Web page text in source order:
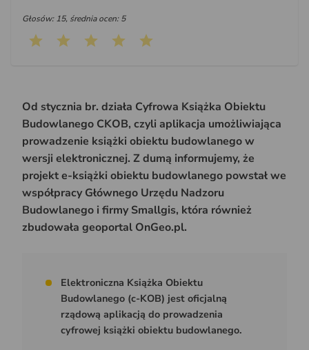
Głosów: 15, średnia ocen: 5
Od stycznia br. działa Cyfrowa Książka Obiektu
Budowlanego CKOB, czyli aplikacja umożliwiająca
prowadzenie książki obiektu budowlanego w
wersji elektronicznej. Z dumą informujemy, że
projekt e-książki obiektu budowlanego powstał we
współpracy Głównego Urzędu Nadzoru
Budowlanego i firmy Smallgis, która również
zbudowała geoportal OnGeo.pl.
Elektroniczna Książka Obiektu
Budowlanego (c-KOB) jest oficjalną
rządową aplikacją do prowadzenia
cyfrowej książki obiektu budowlanego.